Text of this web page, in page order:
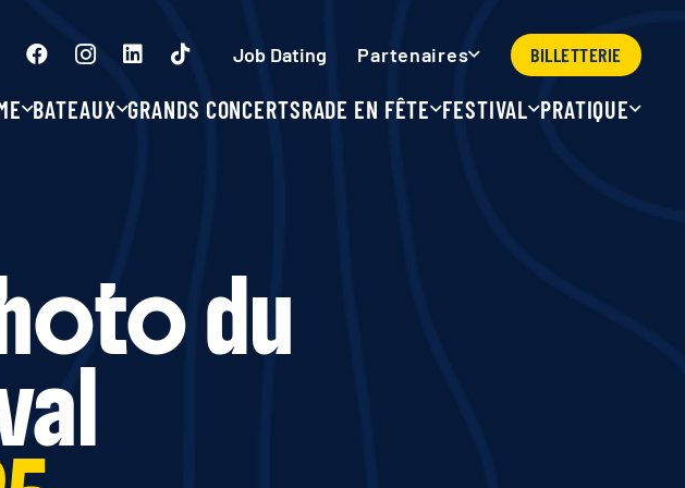
Job Dating Partenaires BILLETTERIE
BATEAUX GRANDS CONCERTSRADE EN FÊTE FESTIVAL PRATIQUE
du